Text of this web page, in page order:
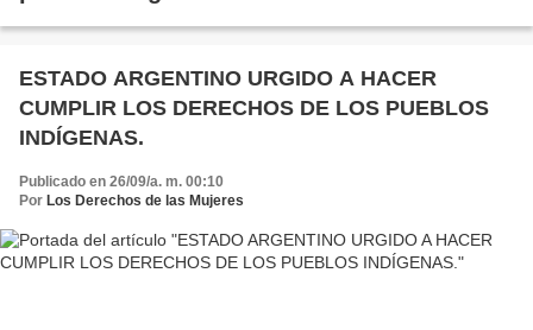
ESTADO ARGENTINO URGIDO A HACER
CUMPLIR LOS DERECHOS DE LOS PUEBLOS
INDÍGENAS.
Publicado en 26/09/a. m. 00:10
Por Los Derechos de las Mujeres